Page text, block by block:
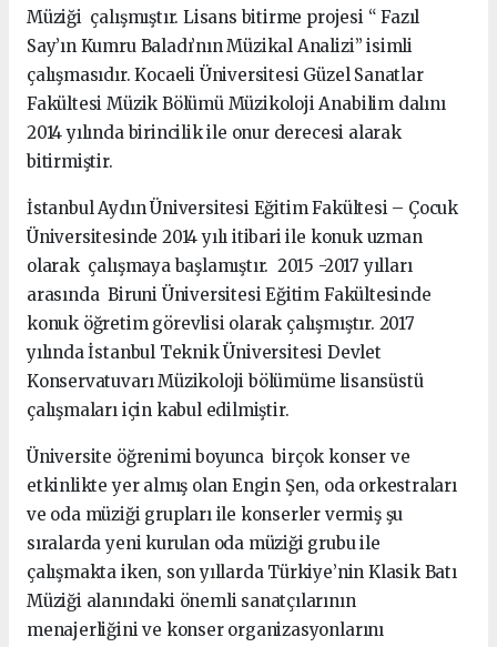
Müziği çalışmıştır. Lisans bitirme projesi “ Fazıl
Say’ın Kumru Baladı’nın Müzikal Analizi” isimli
çalışmasıdır. Kocaeli Üniversitesi Güzel Sanatlar
Fakültesi Müzik Bölümü Müzikoloji Anabilim dalını
2014 yılında birincilik ile onur derecesi alarak
bitirmiştir.
İstanbul Aydın Üniversitesi Eğitim Fakültesi – Çocuk
Üniversitesinde 2014 yılı itibari ile konuk uzman
olarak çalışmaya başlamıştır. 2015 -2017 yılları
arasında Biruni Üniversitesi Eğitim Fakültesinde
konuk öğretim görevlisi olarak çalışmıştır. 2017
yılında İstanbul Teknik Üniversitesi Devlet
Konservatuvarı Müzikoloji bölümüme lisansüstü
çalışmaları için kabul edilmiştir.
Üniversite öğrenimi boyunca birçok konser ve
etkinlikte yer almış olan Engin Şen, oda orkestraları
ve oda müziği grupları ile konserler vermiş şu
sıralarda yeni kurulan oda müziği grubu ile
çalışmakta iken, son yıllarda Türkiye’nin Klasik Batı
Müziği alanındaki önemli sanatçılarının
menajerliğini ve konser organizasyonlarını